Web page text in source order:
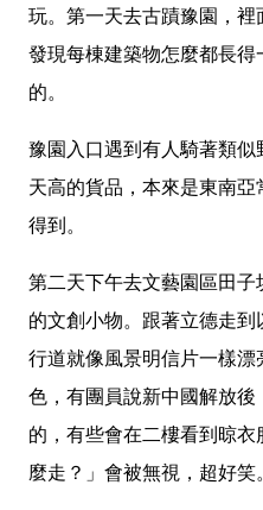
玩。第一天去古蹟豫園，
發現每棟建築物怎麼都長
的。
豫園入口遇到有人騎著類似
天高的貨品，本來是東南
得到。
第二天下午去文藝園區田
的文創小物。跟著立德走
行道就像風景明信片一樣
色，有團員說新中國解放
的，有些會在二樓看到晾
麼走？」會被無視，超好笑。